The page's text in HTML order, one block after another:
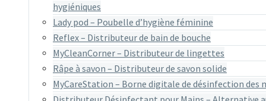
hygiéniques
Lady pod – Poubelle d’hygiène féminine
Reflex – Distributeur de bain de bouche
MyCleanCorner – Distributeur de lingettes
Râpe à savon – Distributeur de savon solide
MyCareStation – Borne digitale de désinfection des